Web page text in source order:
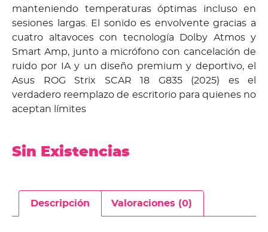
manteniendo temperaturas óptimas incluso en
sesiones largas. El sonido es envolvente gracias a
cuatro altavoces con tecnología Dolby Atmos y
Smart Amp, junto a micrófono con cancelación de
ruido por IA y un diseño premium y deportivo, el
Asus ROG Strix SCAR 18 G835 (2025) es el
verdadero reemplazo de escritorio para quienes no
aceptan límites
Sin Existencias
Descripción Valoraciones (0)